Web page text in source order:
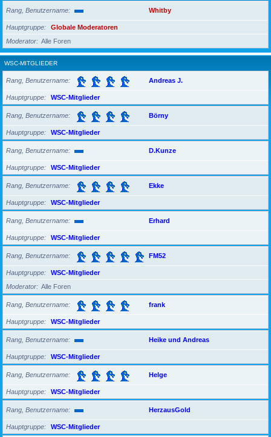
Rang, Benutzername Whitby
Hauptgruppe
Globale Moderatoren
Moderator
Alle Foren
WSC-MITGLIEDER
Rang, Benutzername Andreas J.
Hauptgruppe WSC-Mitglieder
Rang, Benutzername Börny
Hauptgruppe WSC-Mitglieder
Rang, Benutzername D.Kunze
Hauptgruppe WSC-Mitglieder
Rang, Benutzername Ekke
Hauptgruppe WSC-Mitglieder
Rang, Benutzername Erhard
Hauptgruppe WSC-Mitglieder
Rang, Benutzername FM52
Hauptgruppe
WSC-Mitglieder
Moderator
Alle Foren
Rang, Benutzername frank
Hauptgruppe WSC-Mitglieder
Rang, Benutzername Heike und Andreas
Hauptgruppe WSC-Mitglieder
Rang, Benutzername Helge
Hauptgruppe WSC-Mitglieder
Rang, Benutzername HerzausGold
Hauptgruppe WSC-Mitglieder